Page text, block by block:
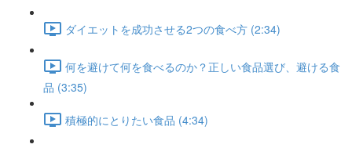
ダイエットを成功させる2つの食べ方 (2:34)
何を避けて何を食べるのか？正しい食品選び、避ける食
品 (3:35)
積極的にとりたい食品 (4:34)